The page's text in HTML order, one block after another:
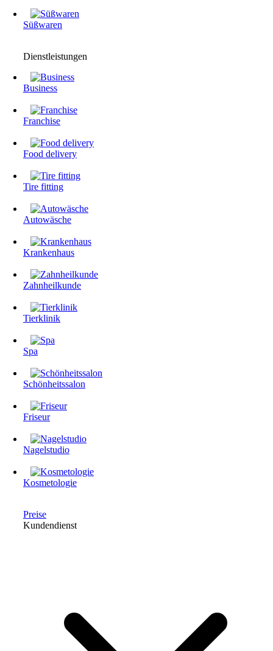
Süßwaren
Dienstleistungen
Business
Franchise
Food delivery
Tire fitting
Autowäsche
Krankenhaus
Zahnheilkunde
Tierklinik
Spa
Schönheitssalon
Friseur
Nagelstudio
Kosmetologie
Preise
Kundendienst